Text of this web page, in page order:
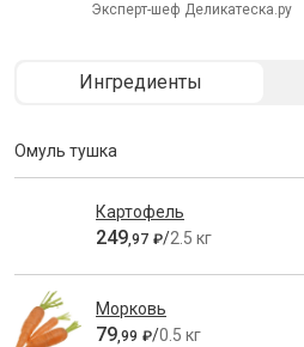
Эксперт-шеф Деликатеска.ру
Ингредиенты
Омуль тушка
Картофель
249,97 ₽/2.5 кг
Морковь
79,99 ₽/0.5 кг